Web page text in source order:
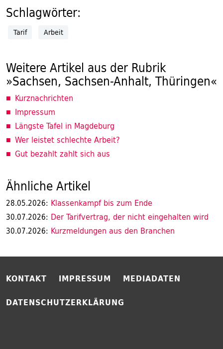
Schlagwörter:
Tarif Arbeit
Weitere Artikel aus der Rubrik
»Sachsen, Sachsen-Anhalt, Thüringen«
Kurznachrichten
Impressum
Längste Tafel in Magdeburg
Wer leistet schlechte Arbeit?
Gut bezahlt zahlt sich aus
Ähnliche Artikel
28.05.2026: Klassenkampf bis zum Ende
30.07.2026: Der Tarifvertrag, der nicht eingehalten wird
30.07.2026: Kurzmeldungen aus den Branchen
KONTAKT IMPRESSUM
MEDIADATEN
DATENSCHUTZERKLÄRUNG